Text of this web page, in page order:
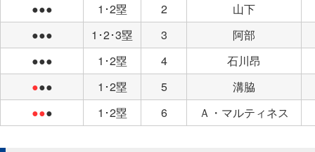
●●●
1･2塁 2
山下
●●●
1･2･3塁 3
阿部
●●●
1･2塁 4
石川昂
●●● 1･2塁 5
溝脇
●●● 1･2塁 6 Ａ・マルティネス